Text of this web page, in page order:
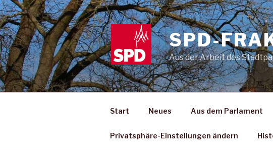
Zum
Inhalt
springen
SPD-
Aus der Arbeit des
Start Neues Aus dem Parlament
Privatsphäre-Einstellungen ändern